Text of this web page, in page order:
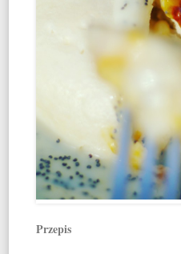
Przepis